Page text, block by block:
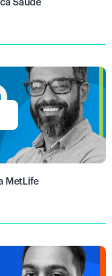
Saúde
MetLife